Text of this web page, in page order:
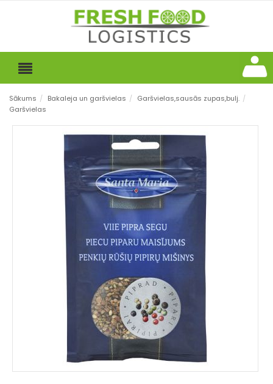
Sākums / Bakaleja un garšvielas / Garšvielas,sausās zupas,bulj. /
Garšvielas